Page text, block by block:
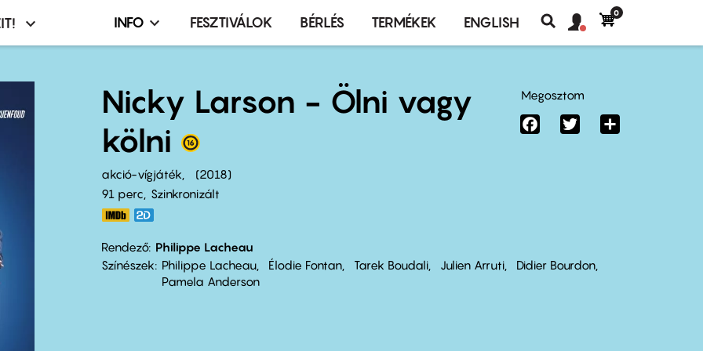
Infó,
terembérlés
menü
INFO FESZTIVÁLOK BÉRLÉS TERMÉKEK ENGLISH
Keresés
fiók
Felhasználói
0
Nicky Larson - Ölni vagy
kölni
akció-vígjáték
2018
91 perc,
Szinkronizált
Rendező Philippe Lacheau
Színészek
Philippe Lacheau Élodie Fontan Tarek Boudali Julien Arruti
Didier Bourdon
Pamela Anderson
Megosztom
FacebookTwitter